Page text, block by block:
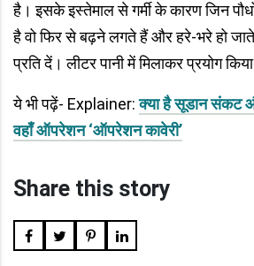
है। इसके इस्तेमाल से गर्मी के कारण जिन
है वो फिर से बढ़ने लगते हैं और हरे-भरे हो
प्रति दें। लीटर पानी में मिलाकर प्रयोग
ये भी पढ़ें- Explainer:क्या है सूडान संकट
वहाँ ऑपरेशन ‘ऑपरेशन कावेरी’
Share this story